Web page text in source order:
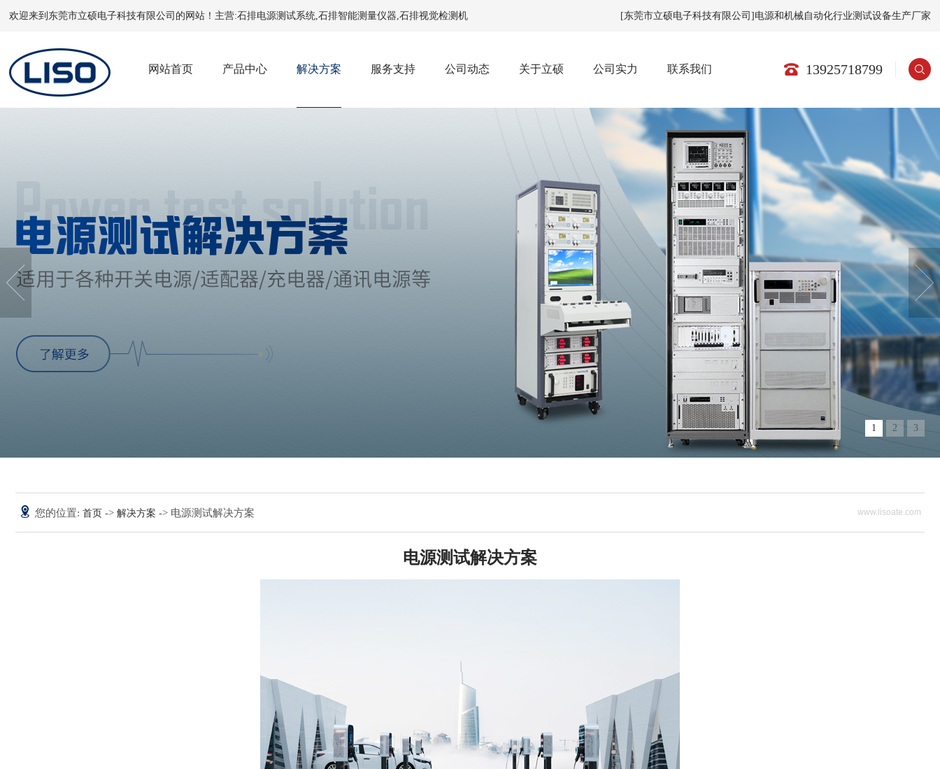
欢迎来到东莞市立硕电子科技有限公司的网站！主营:石排电源测试系统,石排智能测量仪器,石排视觉检测机 [东莞市立硕电子科技有限公司]电源和机械自动化行业测试设备生产厂家
网站首页 产品中心 解决方案 服务支持 公司动态 关于立硕 公司实力 联系我们 13925718799
1 2 3
您的位置: 首页 -> 解决方案 -> 电源测试解决方案 www.lisoate.com
电源测试解决方案